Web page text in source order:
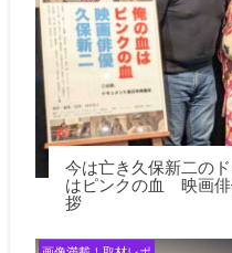
今は亡き久保新二の
はピンクの血 映画
拶